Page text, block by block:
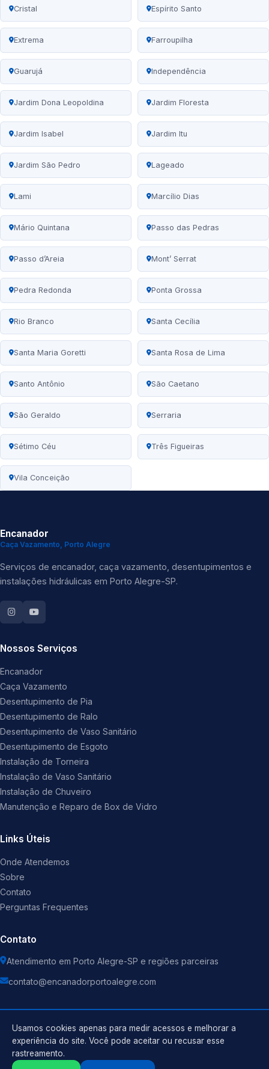
Cristal Espírito Santo
Extrema Farroupilha
Guarujá Independência
Jardim Dona Leopoldina Jardim Floresta
Jardim Isabel Jardim Itu
Jardim São Pedro Lageado
Lami Marcílio Dias
Mário Quintana Passo das Pedras
Passo d’Areia Mont’ Serrat
Pedra Redonda Ponta Grossa
Rio Branco Santa Cecília
Santa Maria Goretti Santa Rosa de Lima
Santo Antônio São Caetano
São Geraldo Serraria
Sétimo Céu Três Figueiras
Vila Conceição
Encanador
Caça Vazamento, Porto Alegre
Serviços de encanador, caça vazamento, desentupimentos e
instalações hidráulicas em Porto Alegre-SP.
Nossos Serviços
Encanador
Caça Vazamento
Desentupimento de Pia
Desentupimento de Ralo
Desentupimento de Vaso Sanitário
Desentupimento de Esgoto
Instalação de Torneira
Instalação de Vaso Sanitário
Instalação de Chuveiro
Manutenção e Reparo de Box de Vidro
Links Úteis
Onde Atendemos
Sobre
Contato
Perguntas Frequentes
Contato
Atendimento em Porto Alegre-SP e regiões parceiras
contato@encanadorportoalegre.com
2026 Encanador . Todos os direitos reservados.
Política de Privacidade
Usamos cookies apenas para medir acessos e melhorar a
experiência do site. Você pode aceitar ou recusar esse
rastreamento.